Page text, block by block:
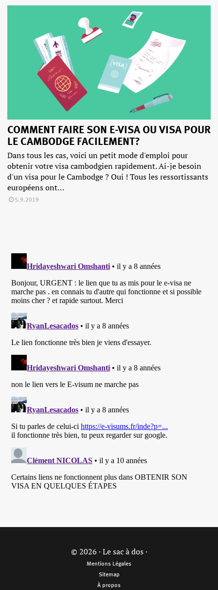
COMMENT FAIRE SON E-VISA OU VISA POUR
LE CAMBODGE FACILEMENT?
Dans tous les cas, voici un petit mode d'emploi pour
obtenir votre visa cambodgien rapidement. Ai-je besoin
d'un visa pour le Cambodge ? Oui ! Tous les ressortissants
européens ont…
5.9.2019
© 2026 · Le sac à dos ·
Mentions Légales
Sitemap
À propos